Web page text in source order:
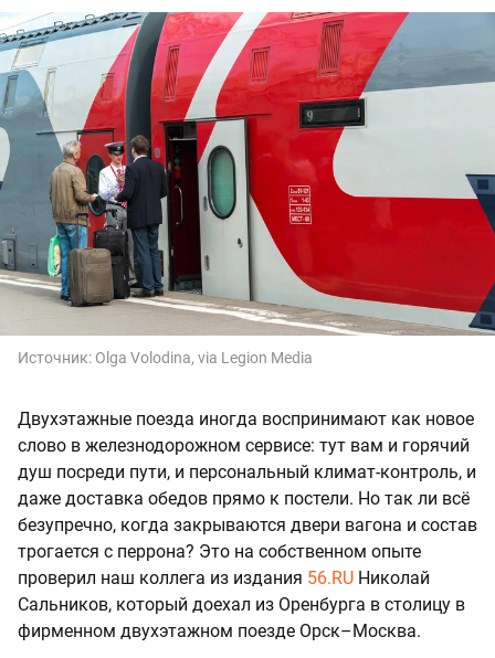
Источник: Olga Volodina, via Legion Media
Двухэтажные поезда иногда воспринимают как новое
слово в железнодорожном сервисе: тут вам и горячий
душ посреди пути, и персональный климат-контроль, и
даже доставка обедов прямо к постели. Но так ли всё
безупречно, когда закрываются двери вагона и состав
трогается с перрона? Это на собственном опыте
проверил наш коллега из издания 56.RU Николай
Сальников, который доехал из Оренбурга в столицу в
фирменном двухэтажном поезде Орск–Москва.